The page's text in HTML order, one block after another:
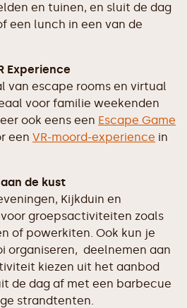
en tuinen, en sluit de dag
een lunch in een van de
Experience
van escape rooms en virtual
voor familie weekenden
ook eens een Escape Game
een VR-moord-experience in
de kust
Kijkduin en
groepsactiviteiten zoals
of powerkiten. Ook kun je
organiseren, deelnemen aan
kiezen uit het aanbod
de dag af met een barbecue
strandtenten.